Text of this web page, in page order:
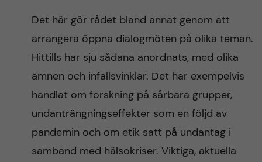
Det här gör rådet bland annat genom att
arrangera öppna dialogmöten på olika teman.
Hittills har sju sådana anordnats, med olika
ämnen och infallsvinklar. Det har exempelvis
handlat om forskning på sårbara grupper,
undanträngningseffekter som en följd av
pandemin och om etik satt på undantag i
samband med hälsokriser. Viktiga, aktuella